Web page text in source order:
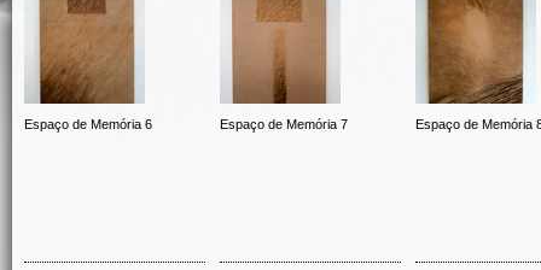
Espaço de Memória 6 Espaço de Memória 7 Espaço de Memória